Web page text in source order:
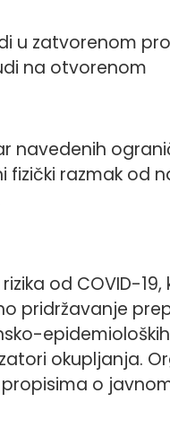
u zatvorenom
na otvorenom
navedenih
fizički razmak od
od COVID-
pridržavanje
okupljanja.
o